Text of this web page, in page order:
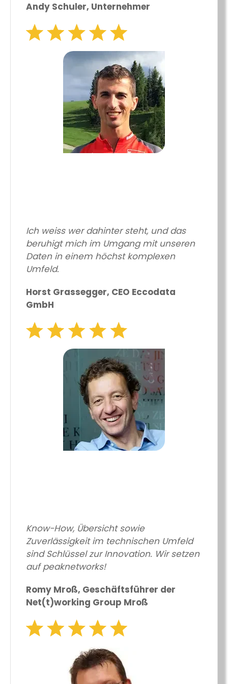
Andy Schuler, Unternehmer
Ich weiss wer dahinter steht, und das
beruhigt mich im Umgang mit unseren
Daten in einem höchst komplexen
Umfeld.
Horst Grassegger, CEO Eccodata
GmbH
Know-How, Übersicht sowie
Zuverlässigkeit im technischen Umfeld
sind Schlüssel zur Innovation. Wir setzen
auf peaknetworks!
Romy Mroß, Geschäftsführer der
Net(t)working Group Mroß